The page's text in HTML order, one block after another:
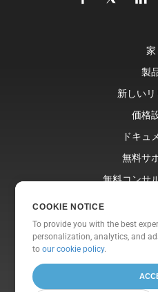
家
製
新しい
価格
ドキュ
無料サ
無料コンサ
ウェブ
約
COOKIE NOTICE
To provide you with the best
personalization, analytics, and
toour cookie policy.